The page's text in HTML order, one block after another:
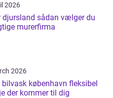
2026
sådan vælger du
murerfirma
2026
københavn fleksibel
der kommer til dig